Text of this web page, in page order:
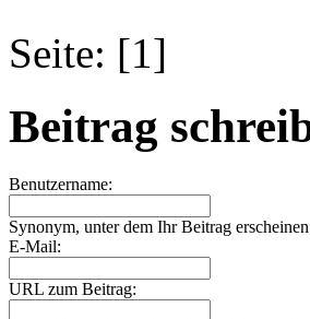
Seite: [1]
Beitrag
Benutzername:
Synonym, unter dem Ihr Beitrag
E-Mail:
URL zum Beitrag: